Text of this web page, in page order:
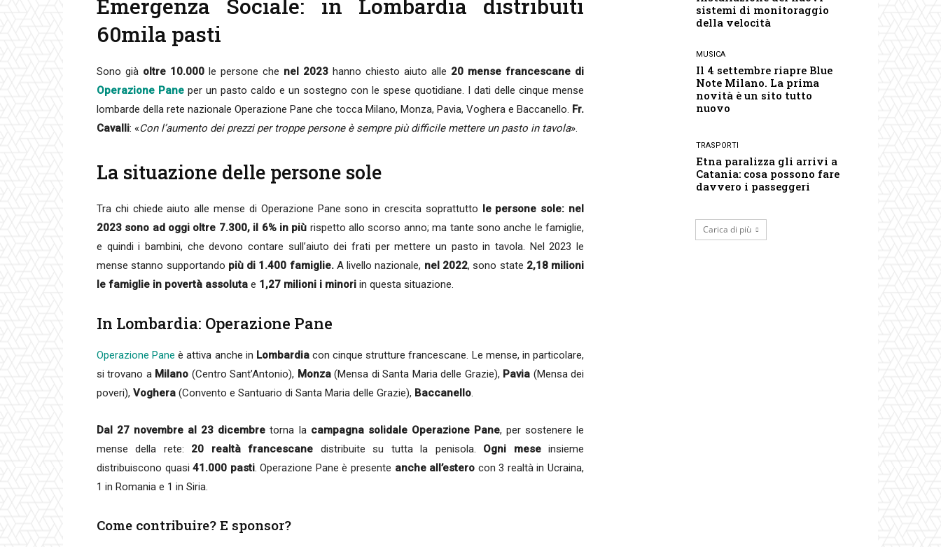
Emergenza Sociale: in Lombardia distribuiti
60mila pasti
Sono già oltre 10.000 le persone che nel 2023 hanno chiesto aiuto alle 20 mense francescane di
Operazione Pane per un pasto caldo e un sostegno con le spese quotidiane. I dati delle cinque mense
lombarde della rete nazionale Operazione Pane che tocca Milano, Monza, Pavia, Voghera e Baccanello. Fr.
Cavalli: «Con l’aumento dei prezzi per troppe persone è sempre più difficile mettere un pasto in tavola».
La situazione delle persone sole
Tra chi chiede aiuto alle mense di Operazione Pane sono in crescita soprattutto le persone sole: nel
2023 sono ad oggi oltre 7.300, il 6% in più rispetto allo scorso anno; ma tante sono anche le famiglie,
e quindi i bambini, che devono contare sull’aiuto dei frati per mettere un pasto in tavola. Nel 2023 le
mense stanno supportando più di 1.400 famiglie. A livello nazionale, nel 2022, sono state 2,18 milioni
le famiglie in povertà assoluta e 1,27 milioni i minori in questa situazione.
In Lombardia: Operazione Pane
Operazione Pane è attiva anche in Lombardiacon cinque strutture francescane. Le mense, in particolare,
si trovano a Milano (Centro Sant’Antonio), Monza(Mensa di Santa Maria delle Grazie), Pavia (Mensa dei
poveri), Voghera (Convento e Santuario di Santa Maria delle Grazie), Baccanello.
Dal 27 novembre al 23 dicembre torna la campagna solidale Operazione Pane, per sostenere le
mense della rete: 20 realtà francescane distribuite su tutta la penisola. Ogni meseinsieme
distribuiscono quasi41.000 pasti. Operazione Pane è presente anche all’estero con 3 realtà in Ucraina,
1 in Romania e 1 in Siria.
Come contribuire? E sponsor?
sistemi di monitoraggio
della velocità
MUSICA
Il 4 settembre riapre Blue
Note Milano. La prima
novità è un sito tutto
nuovo
TRASPORTI
Etna paralizza gli arrivi a
Catania: cosa possono fare
davvero i passeggeri
Carica di più